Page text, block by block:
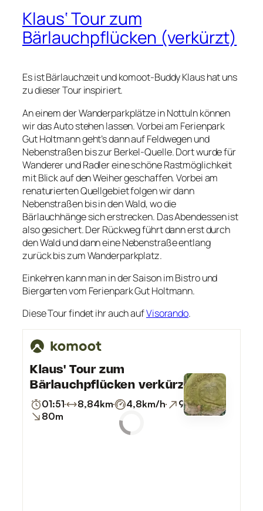
Klaus‘ Tour zum
Bärlauchpflücken (verkürzt)
Es ist Bärlauchzeit und komoot-Buddy Klaus hat uns
zu dieser Tour inspiriert.
An einem der Wanderparkplätze in Nottuln können
wir das Auto stehen lassen. Vorbei am Ferienpark
Gut Holtmann geht’s dann auf Feldwegen und
Nebenstraßen bis zur Berkel-Quelle. Dort wurde für
Wanderer und Radler eine schöne Rastmöglichkeit
mit Blick auf den Weiher geschaffen. Vorbei am
renaturierten Quellgebiet folgen wir dann
Nebenstraßen bis in den Wald, wo die
Bärlauchhänge sich erstrecken. Das Abendessen ist
also gesichert. Der Rückweg führt dann erst durch
den Wald und dann eine Nebenstraße entlang
zurück bis zum Wanderparkplatz.
Einkehren kann man in der Saison im Bistro und
Biergarten vom Ferienpark Gut Holtmann.
Diese Tour findet ihr auch aufVisorando.